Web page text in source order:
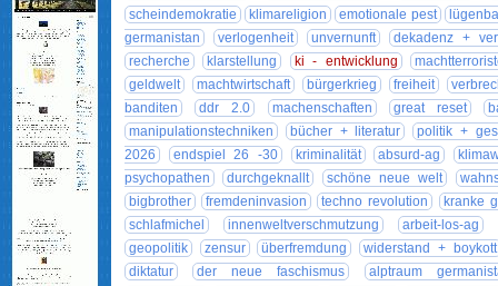
scheindemokratie
klimareligion emotionale pest
germanistan
verlogenheit unvernunft
dekadenz +
recherche
klarstellung ki - entwicklung
geldwelt
machtwirtschaft bürgerkrieg freiheit
banditen
ddr 2.0 machenschaften great reset
manipulationstechniken
bücher + literatur
politik +
2026
endspiel 26 -30 kriminalität absurd-ag
psychopathen
durchgeknallt schöne neue welt
bigbrother
fremdeninvasion techno revolution
kranke
schlafmichel
innenweltverschmutzung
arbeit-los-ag
geopolitik
zensur überfremdung
widerstand + boykott
diktatur
der neue faschismus
alptraum